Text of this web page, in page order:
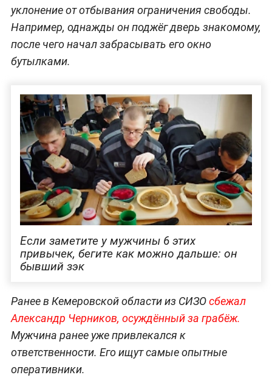
уклонение от отбывания ограничения свободы.
Например, однажды он поджёг дверь знакомому,
после чего начал забрасывать его окно
бутылками.
Если заметите у мужчины 6 этих
привычек, бегите как можно дальше: он
бывший зэк
Ранее в Кемеровской области из СИЗОсбежал
Александр Черников, осуждённый за грабёж.
Мужчина ранее уже привлекался к
ответственности. Его ищут самые опытные
оперативники.